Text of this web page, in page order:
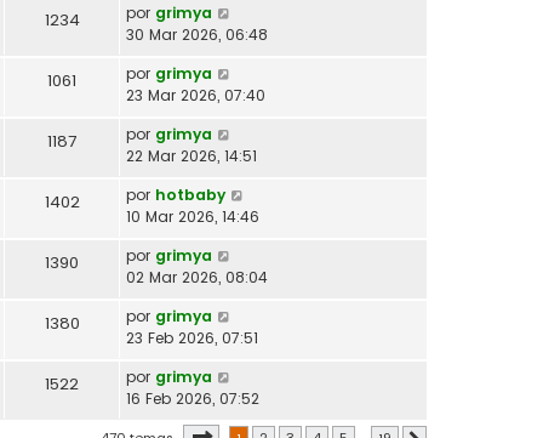
1234 por grimya
30 Mar 2026, 06:48
1061 por grimya
23 Mar 2026, 07:40
1187 por grimya
22 Mar 2026, 14:51
1402 por hotbaby
10 Mar 2026, 14:46
1390 por grimya
02 Mar 2026, 08:04
1380 por grimya
23 Feb 2026, 07:51
1522 por grimya
16 Feb 2026, 07:52